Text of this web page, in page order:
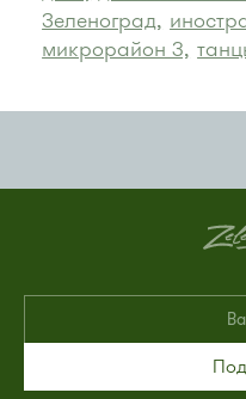
Зеленоград,
микрорайон 3,